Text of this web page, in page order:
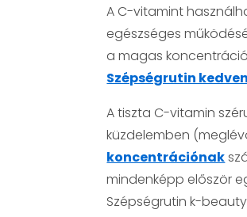
A C-vitamint
egészséges
a magas
Szépségrutin
A tiszta C-vitamin
küzdelemben
koncentrációnak
mindenképp először
Szépségrutin k-